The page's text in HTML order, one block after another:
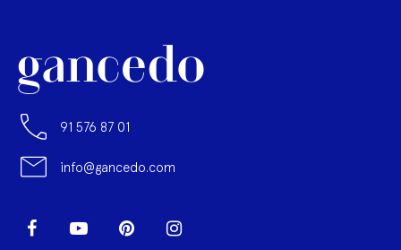
91 576 87 01
info@gancedo.com
Facebook YouTube Pinterest